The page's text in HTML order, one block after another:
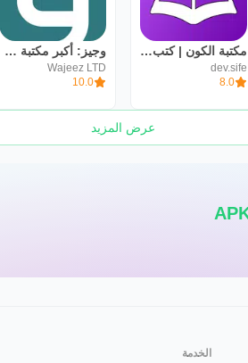
مكتبة الكون | كتب وروايات
dev.sife
8.0
وجيز: أكبر مكتبة محتوى صوتي
Wajeez LTD
10.0
عرض المزيد
الخدمة